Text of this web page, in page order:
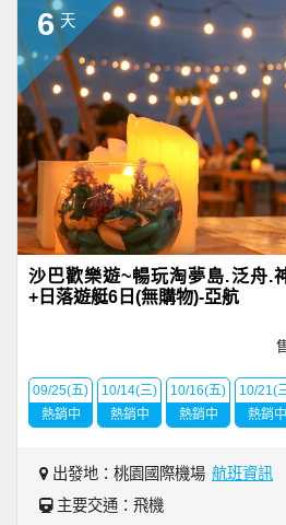
6 天
沙巴歡樂遊~暢玩淘夢島.泛舟.
+日落遊艇6日(無購物)-亞航
09/25(五)
熱銷中
10/14(三)
熱銷中
10/16(五)
熱銷中
10/21(
熱銷中
出發地：桃園國際機場 航班資訊
主要交通：飛機